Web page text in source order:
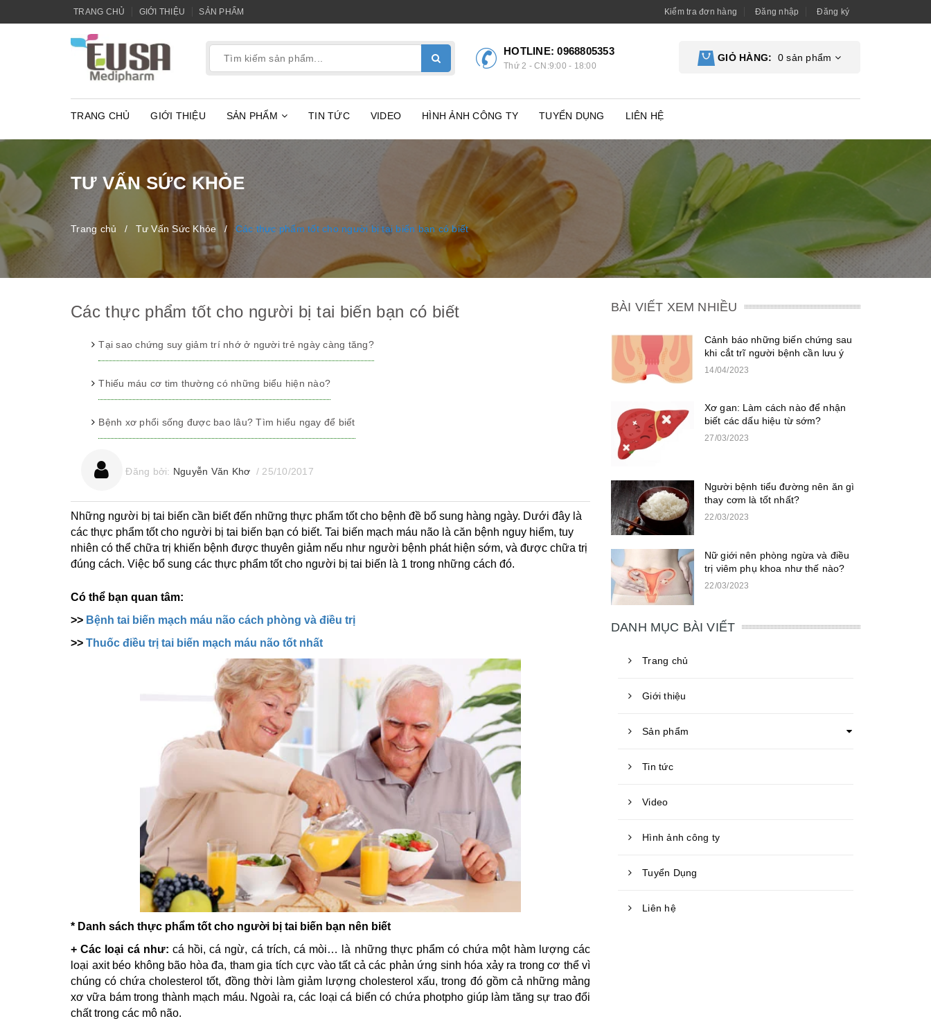
TRANG CHỦ GIỚI THIỆU SẢN PHẨM Kiểm tra đơn hàng Đăng nhập Đăng ký
HOTLINE:0968805353
Thứ 2 - CN:9:00 - 18:00
GIỎ HÀNG: 0 sản phẩm
TRANG CHỦ GIỚI THIỆU SẢN PHẨM TIN TỨC VIDEO HÌNH ẢNH CÔNG TY TUYỂN DỤNG LIÊN HỆ
TƯ VẤN SỨC KHỎE
Trang chủ / Tư Vấn Sức Khỏe / Các thực phẩm tốt cho người bị tai biến bạn có biết
Các thực phẩm tốt cho người bị tai biến bạn có biết
Tại sao chứng suy giảm trí nhớ ở người trẻ ngày càng tăng?
Thiếu máu cơ tim thường có những biểu hiện nào?
Bệnh xơ phổi sống được bao lâu? Tìm hiểu ngay để biết
Đăng bởi: Nguyễn Văn Khơ / 25/10/2017
Những người bị tai biến cần biết đến những thực phẩm tốt cho bệnh đề bổ sung hàng ngày. Dưới đây là
các thực phẩm tốt cho người bị tai biến bạn có biết. Tai biến mạch máu não là căn bệnh nguy hiểm, tuy
nhiên có thể chữa trị khiến bệnh được thuyên giảm nếu như người bệnh phát hiện sớm, và được chữa trị
đúng cách. Việc bổ sung các thực phẩm tốt cho người bị tai biến là 1 trong những cách đó.
Có thể bạn quan tâm:
>> Bệnh tai biến mạch máu não cách phòng và điều trị
>> Thuốc điều trị tai biến mạch máu não tốt nhất
* Danh sách thực phẩm tốt cho người bị tai biến bạn nên biết
+ Các loại cá như: cá hồi, cá ngừ, cá trích, cá mòi… là những thực phẩm có chứa một hàm lượng các
loại axit béo không bão hòa đa, tham gia tích cực vào tất cả các phản ứng sinh hóa xảy ra trong cơ thể vì
chúng có chứa cholesterol tốt, đồng thời làm giảm lượng cholesterol xấu, trong đó gồm cả những mảng
xơ vữa bám trong thành mạch máu. Ngoài ra, các loại cá biển có chứa photpho giúp làm tăng sự trao đổi
chất trong các mô não.
BÀI VIẾT XEM NHIỀU
Cảnh báo những biến chứng sau
khi cắt trĩ người bệnh cần lưu ý
14/04/2023
Xơ gan: Làm cách nào để nhận
biết các dấu hiệu từ sớm?
27/03/2023
Người bệnh tiểu đường nên ăn gì
thay cơm là tốt nhất?
22/03/2023
Nữ giới nên phòng ngừa và điều
trị viêm phụ khoa như thế nào?
22/03/2023
DANH MỤC BÀI VIẾT
Trang chủ
Giới thiệu
Sản phẩm
Tin tức
Video
Hình ảnh công ty
Tuyển Dụng
Liên hệ